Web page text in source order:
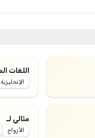
اللغات
الإنجليزية
مثالي لـ
الأزواج